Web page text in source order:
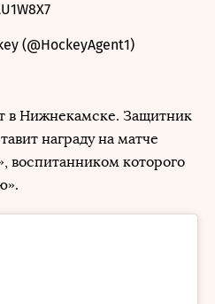
(@HockeyAgent1)
в Нижнекамске. Защитник
награду на матче
которого